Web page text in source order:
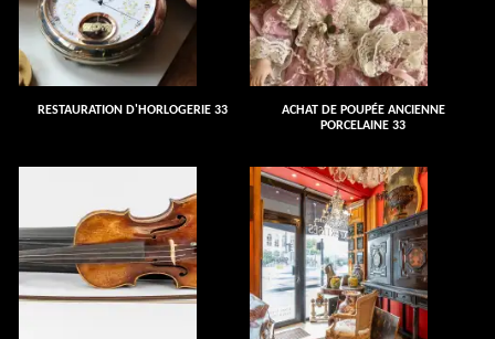
RESTAURATION D'HORLOGERIE 33
ACHAT DE POUPÉE ANCIENNE
PORCELAINE 33